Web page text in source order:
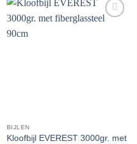
BIJLEN
Kloofbijl EVEREST 3000gr. met